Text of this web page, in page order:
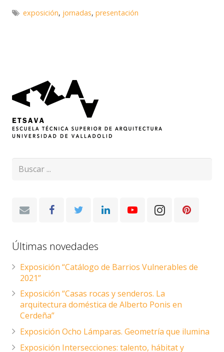
exposición, jornadas,presentación
Últimas novedades
Exposición “Catálogo de Barrios Vulnerables de
2021”
Exposición “Casas rocas y senderos. La
arquitectura doméstica de Alberto Ponis en
Cerdeña”
Exposición Ocho Lámparas. Geometría que ilumina
Exposición Intersecciones: talento, hábitat y